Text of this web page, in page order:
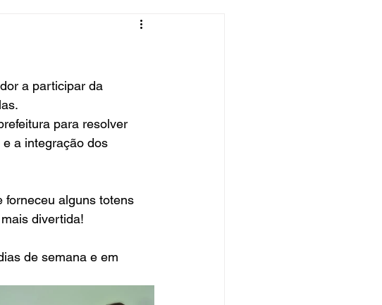
a participar da
para resolver
a integração dos
forneceu alguns totens
divertida!
de semana e em